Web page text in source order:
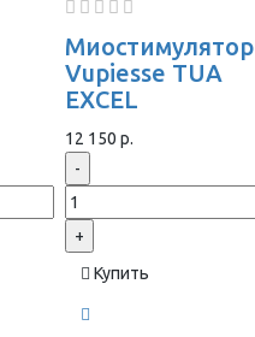
Миостимулятор
Vupiesse TUA
EXCEL
12 150 р.
-
+
Купить